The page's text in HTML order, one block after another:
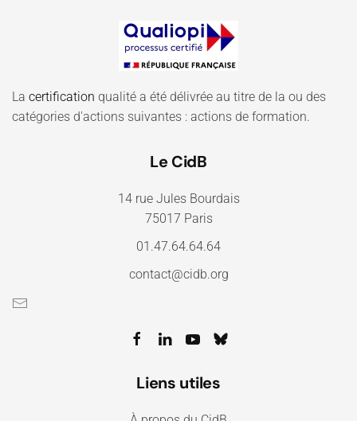
La certification qualité a été délivrée au titre de la ou des
catégories d'actions suivantes : actions de formation.
Le CidB
14 rue Jules Bourdais
75017 Paris
01.47.64.64.64
contact@cidb.org
Liens utiles